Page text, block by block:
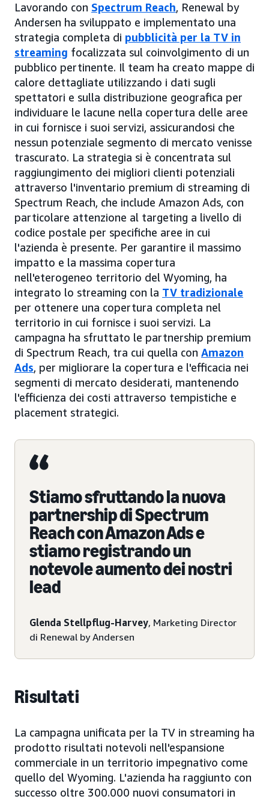
Lavorando con Spectrum Reach, Renewal by
Andersen ha sviluppato e implementato una
strategia completa di pubblicità per la TV in
streaming focalizzata sul coinvolgimento di un
pubblico pertinente. Il team ha creato mappe di
calore dettagliate utilizzando i dati sugli
spettatori e sulla distribuzione geografica per
individuare le lacune nella copertura delle aree
in cui fornisce i suoi servizi, assicurandosi che
nessun potenziale segmento di mercato venisse
trascurato. La strategia si è concentrata sul
raggiungimento dei migliori clienti potenziali
attraverso l'inventario premium di streaming di
Spectrum Reach, che include Amazon Ads, con
particolare attenzione al targeting a livello di
codice postale per specifiche aree in cui
l'azienda è presente. Per garantire il massimo
impatto e la massima copertura
nell'eterogeneo territorio del Wyoming, ha
integrato lo streaming con la TV tradizionale
per ottenere una copertura completa nel
territorio in cui fornisce i suoi servizi. La
campagna ha sfruttato le partnership premium
di Spectrum Reach, tra cui quella con Amazon
Ads, per migliorare la copertura e l'efficacia nei
segmenti di mercato desiderati, mantenendo
l'efficienza dei costi attraverso tempistiche e
placement strategici.
Stiamo sfruttando la nuova
partnership di Spectrum
Reach con Amazon Ads e
stiamo registrando un
notevole aumento dei nostri
lead
Glenda Stellpflug-Harvey, Marketing Director
di Renewal by Andersen
Risultati
La campagna unificata per la TV in streaming ha
prodotto risultati notevoli nell'espansione
commerciale in un territorio impegnativo come
quello del Wyoming. L'azienda ha raggiunto con
successo oltre 300.000 nuovi consumatori in